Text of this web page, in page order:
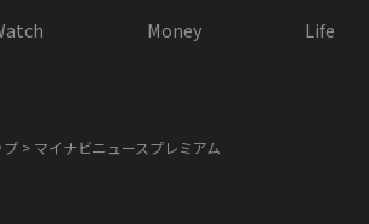
Money Life
プ マイナビニュースプレミアム